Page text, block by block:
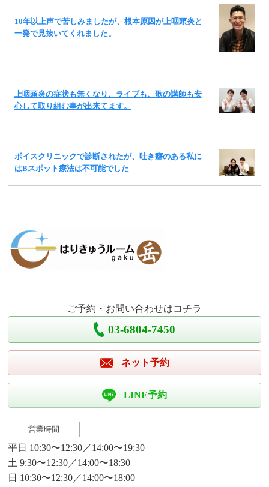
10年以上声で苦しみましたが、根本原因が上咽頭炎と
一発で見抜いてくれました。
上咽頭炎の症状も無くなり、ライブも、歌の講師も安
心して取り組む事が出来てます。
ボイスクリニックで診断されたが、吐き癖のある私に
はBスポット療法は不可能でした
ご予約・お問い合わせはコチラ
03-6804-7450
ネット予約
LINE予約
営業時間
平日 10:30〜12:30／14:00〜19:30
土 9:30〜12:30／14:00〜18:30
日 10:30〜12:30／14:00〜18:00